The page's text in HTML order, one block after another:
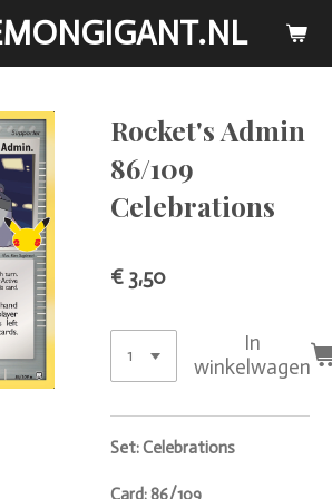
Rocket's Admin
86/109
Celebrations
€ 3,50
In
winkelwagen
Set: Celebrations
Card: 86/109